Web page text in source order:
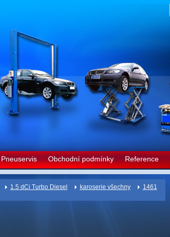
Pneuservis Obchodní podmínky Reference
1.5 dCi Turbo Diesel karoserie všechny
1461